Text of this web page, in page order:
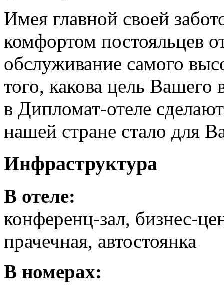
Имея главной своей
комфортом постояльцев
обслуживание самого
того, какова цель
в Дипломат-отеле
нашей стране стало для
Инфраструктура
В отеле:
конференц-зал, бизнес-
прачечная, автостоянка
В номерах: